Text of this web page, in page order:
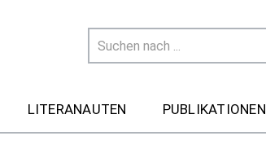
LITERANAUTEN PUBLIKATIONEN